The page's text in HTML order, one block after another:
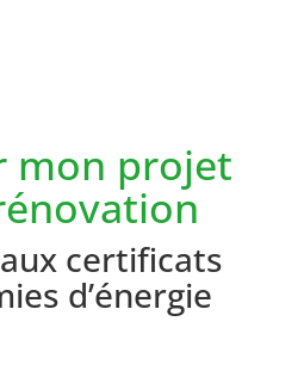
mon projet
certificats
d’énergie